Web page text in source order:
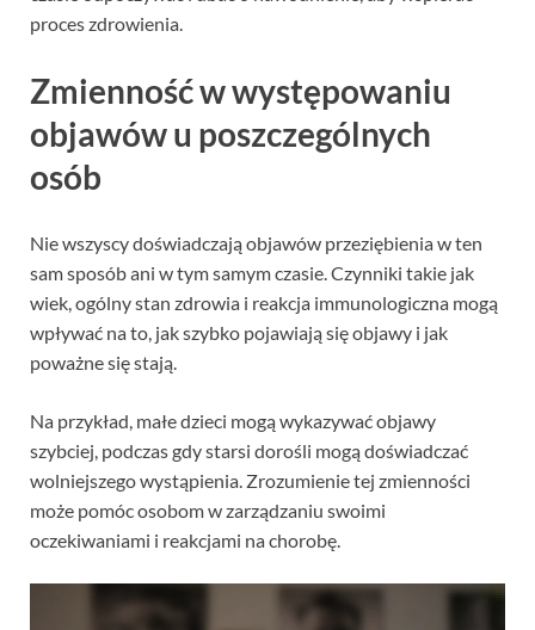
proces zdrowienia.
Zmienność w występowaniu
objawów u poszczególnych
osób
Nie wszyscy doświadczają objawów przeziębienia w ten
sam sposób ani w tym samym czasie. Czynniki takie jak
wiek, ogólny stan zdrowia i reakcja immunologiczna mogą
wpływać na to, jak szybko pojawiają się objawy i jak
poważne się stają.
Na przykład, małe dzieci mogą wykazywać objawy
szybciej, podczas gdy starsi dorośli mogą doświadczać
wolniejszego wystąpienia. Zrozumienie tej zmienności
może pomóc osobom w zarządzaniu swoimi
oczekiwaniami i reakcjami na chorobę.